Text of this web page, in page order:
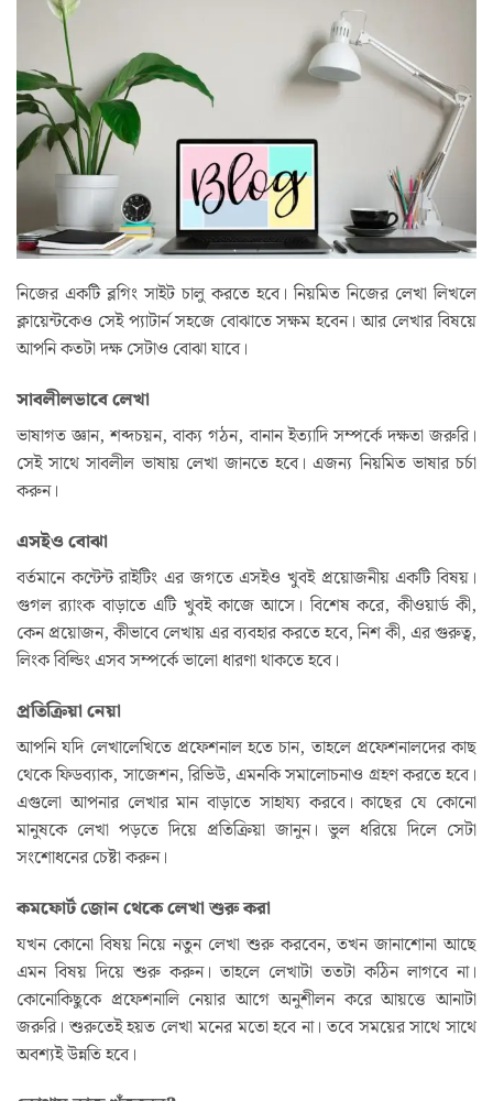
নিজের একটি ব্লগিং সাইট চালু করতে হবে। নিয়মিত নিজের লেখা লিখলে
ক্লায়েন্টকেও সেই প্যাটার্ন সহজে বোঝাতে সক্ষম হবেন। আর লেখার বিষয়ে
আপনি কতটা দক্ষ সেটাও বোঝা যাবে।
সাবলীলভাবে লেখা
ভাষাগত জ্ঞান, শব্দচয়ন, বাক্য গঠন, বানান ইত্যাদি সম্পর্কে দক্ষতা জরুরি।
সেই সাথে সাবলীল ভাষায় লেখা জানতে হবে। এজন্য নিয়মিত ভাষার চর্চা
করুন।
এসইও বোঝা
বর্তমানে কন্টেন্ট রাইটিং এর জগতে এসইও খুবই প্রয়োজনীয় একটি বিষয়।
গুগল র‍্যাংক বাড়াতে এটি খুবই কাজে আসে। বিশেষ করে, কীওয়ার্ড কী,
কেন প্রয়োজন, কীভাবে লেখায় এর ব্যবহার করতে হবে, নিশ কী, এর গুরুত্ব,
লিংক বিল্ডিং এসব সম্পর্কে ভালো ধারণা থাকতে হবে।
প্রতিক্রিয়া নেয়া
আপনি যদি লেখালেখিতে প্রফেশনাল হতে চান, তাহলে প্রফেশনালদের কাছ
থেকে ফিডব্যাক, সাজেশন, রিভিউ, এমনকি সমালোচনাও গ্রহণ করতে হবে।
এগুলো আপনার লেখার মান বাড়াতে সাহায্য করবে। কাছের যে কোনো
মানুষকে লেখা পড়তে দিয়ে প্রতিক্রিয়া জানুন। ভুল ধরিয়ে দিলে সেটা
সংশোধনের চেষ্টা করুন।
কমফোর্ট জোন থেকে লেখা শুরু করা
যখন কোনো বিষয় নিয়ে নতুন লেখা শুরু করবেন, তখন জানাশোনা আছে
এমন বিষয় দিয়ে শুরু করুন। তাহলে লেখাটা ততটা কঠিন লাগবে না।
কোনোকিছুকে প্রফেশনালি নেয়ার আগে অনুশীলন করে আয়ত্তে আনাটা
জরুরি। শুরুতেই হয়ত লেখা মনের মতো হবে না। তবে সময়ের সাথে সাথে
অবশ্যই উন্নতি হবে।